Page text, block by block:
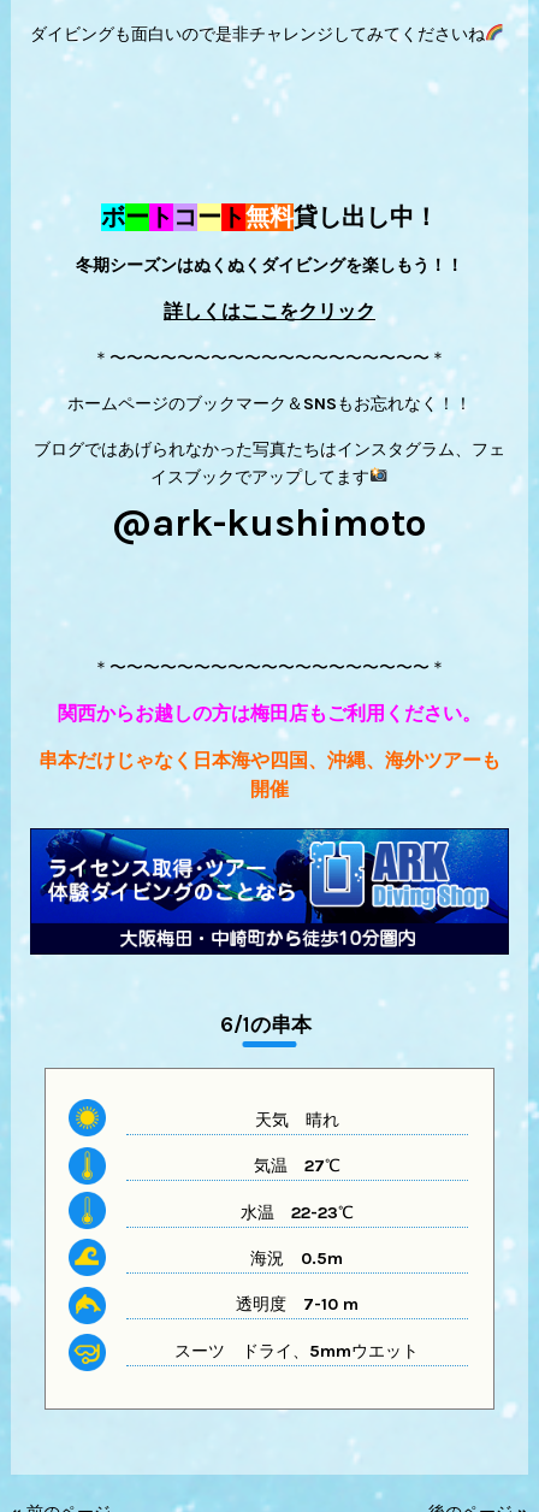
ダイビングも面白いので是非チャレンジしてみてくださいね
ボー ト コー ト無料貸し出し中！
冬期シーズンはぬくぬくダイビングを楽しもう！！
詳しくはここをクリック
＊〜〜〜〜〜〜〜〜〜〜〜〜〜〜〜〜〜〜〜＊
ホームページのブックマーク＆SNSもお忘れなく！！
ブログではあげられなかった写真たちはインスタグラム、フェ
イスブックでアップしてます
@ark-kushimoto
＊〜〜〜〜〜〜〜〜〜〜〜〜〜〜〜〜〜〜〜＊
関西からお越しの方は梅田店もご利用ください。
串本だけじゃなく日本海や四国、沖縄、海外ツアーも
開催
6/1の串本
天気晴れ
気温 27℃
水温 22-23℃
海況 0.5m
透明度7-10 m
スーツ ドライ、5mmウエット